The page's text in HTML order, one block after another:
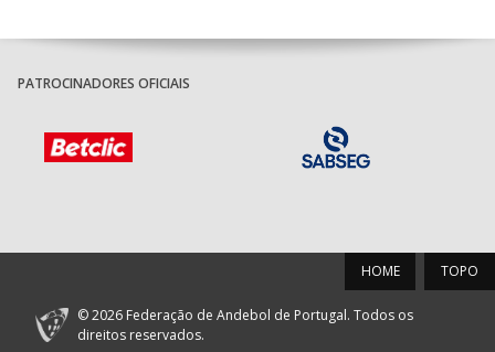
PATROCINADORES OFICIAIS
TOPO
HOME
© 2026 Federação de Andebol de Portugal. Todos os
direitos reservados.